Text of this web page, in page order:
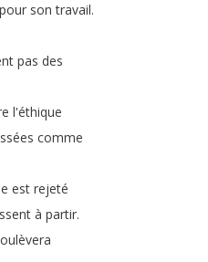
pour son travail.
pas des
l'éthique
comme
est rejeté
à partir.